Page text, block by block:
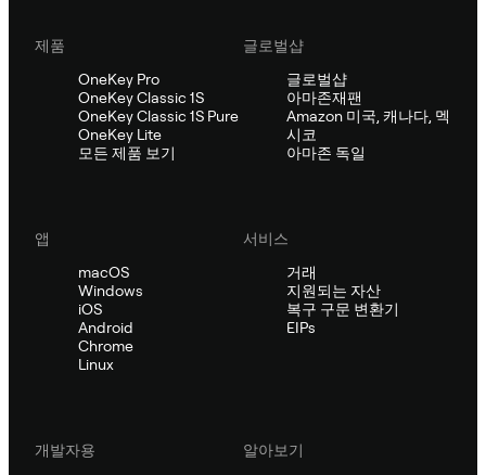
제품
OneKey Pro
OneKey Classic 1S
OneKey Classic 1S Pure
OneKey Lite
모든 제품 보기
글로벌샵
글로벌샵
아마존재팬
Amazon 미국, 캐나다, 멕
시코
아마존 독일
앱
macOS
Windows
iOS
Android
Chrome
Linux
서비스
거래
지원되는 자산
복구 구문 변환기
EIPs
개발자용
알아보기